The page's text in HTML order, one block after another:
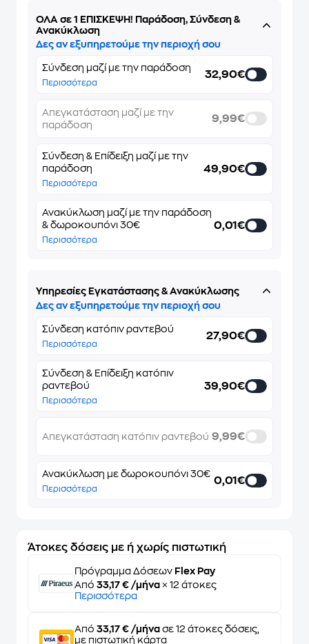
ΌΛΑ σε 1 ΕΠΙΣΚΕΨΗ! Παράδοση, Σύνδεση &
Ανακύκλωση
Δες αν εξυπηρετούμε την περιοχή σου
Σύνδεση μαζί με την παράδοση
Περισσότερα
32,90€
Απεγκατάσταση μαζί με την
παράδοση
9,99€
Σύνδεση & Επίδειξη μαζί με την
παράδοση
Περισσότερα
49,90€
Ανακύκλωση μαζί με την παράδοση
& δωροκουπόνι 30€
Περισσότερα
0,01€
Υπηρεσίες Εγκατάστασης & Ανακύκλωσης
Δες αν εξυπηρετούμε την περιοχή σου
Σύνδεση κατόπιν ραντεβού
Περισσότερα
27,90€
Σύνδεση & Επίδειξη κατόπιν
ραντεβού
Περισσότερα
39,90€
Απεγκατάσταση κατόπιν ραντεβού 9,99€
Ανακύκλωση με δωροκουπόνι 30€
Περισσότερα
0,01€
Άτοκες δόσεις με ή χωρίς πιστωτική
Πρόγραμμα Δόσεων Flex Pay
Από 33,17 € /μήνα × 12 άτοκες
Περισσότερα
Από 33,17 € /μήνα σε 12 άτοκες δόσεις,
με πιστωτική κάρτα